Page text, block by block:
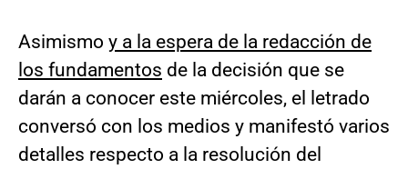
Asimismo y a la espera de la redacción de
los fundamentos de la decisión que se
darán a conocer este miércoles, el letrado
conversó con los medios y manifestó varios
detalles respecto a la resolución del